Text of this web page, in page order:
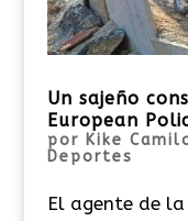
Un sajeño
European
por Kike
Deportes
El agente de